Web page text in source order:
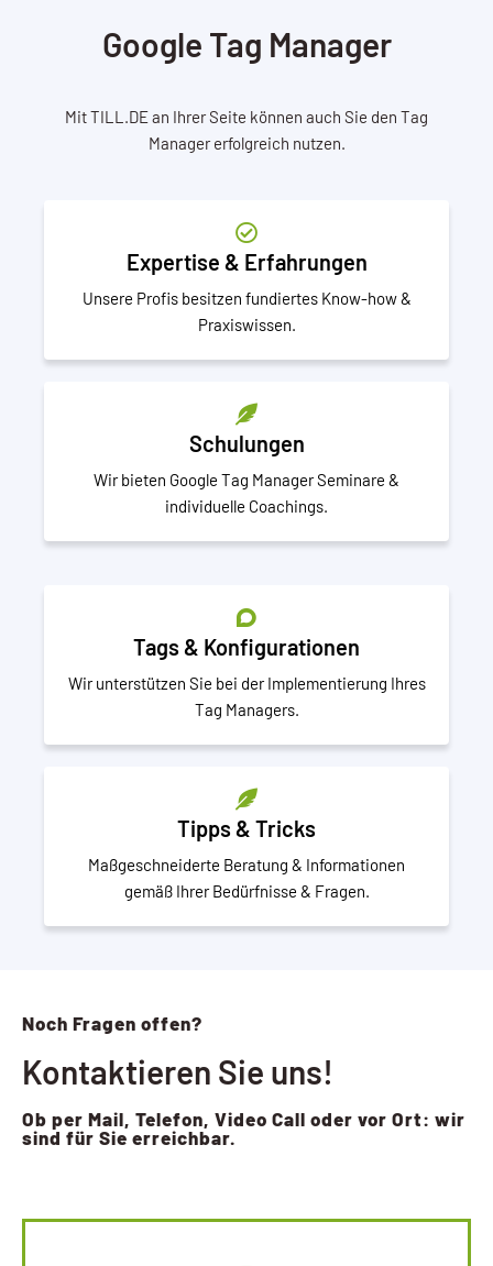
Google Tag Manager
Mit TILL.DE an Ihrer Seite können auch Sie den Tag
Manager erfolgreich nutzen.
Expertise & Erfahrungen
Unsere Profis besitzen fundiertes Know-how &
Praxiswissen.
Schulungen
Wir bieten Google Tag Manager Seminare &
individuelle Coachings.
Tags & Konfigurationen
Wir unterstützen Sie bei der Implementierung Ihres
Tag Managers.
Tipps & Tricks
Maßgeschneiderte Beratung & Informationen
gemäß Ihrer Bedürfnisse & Fragen.
Noch Fragen offen?
Kontaktieren Sie uns!
Ob per Mail, Telefon, Video Call oder vor Ort: wir
sind für Sie erreichbar.